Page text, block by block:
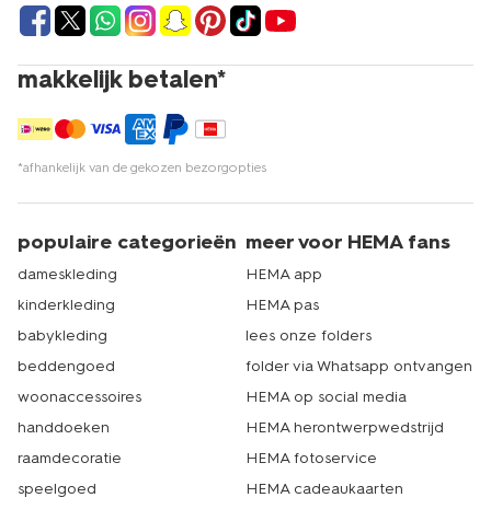
makkelijk betalen*
*afhankelijk van de gekozen bezorgopties
populaire categorieën
dameskleding
kinderkleding
babykleding
beddengoed
woonaccessoires
handdoeken
raamdecoratie
speelgoed
meer voor HEMA fans
HEMA app
HEMA pas
lees onze folders
folder via Whatsapp ontvangen
HEMA op social media
HEMA herontwerpwedstrijd
HEMA fotoservice
HEMA cadeaukaarten